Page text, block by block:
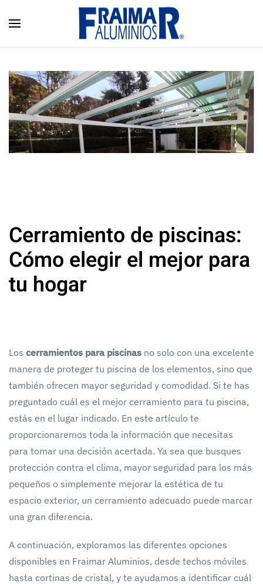
Skip to main content
Cerramiento de piscinas:
Cómo elegir el mejor para
tu hogar
Los cerramientos para piscinas no solo con una excelente
manera de proteger tu piscina de los elementos, sino que
también ofrecen mayor seguridad y comodidad. Si te has
preguntado cuál es el mejor cerramiento para tu piscina,
estás en el lugar indicado. En este artículo te
proporcionaremos toda la información que necesitas
para tomar una decisión acertada. Ya sea que busques
protección contra el clima, mayor seguridad para los más
pequeños o simplemente mejorar la estética de tu
espacio exterior, un cerramiento adecuado puede marcar
una gran diferencia.
A continuación, exploramos las diferentes opciones
disponibles en Fraimar Aluminios, desde techos móviles
hasta cortinas de cristal, y te ayudamos a identificar cuál